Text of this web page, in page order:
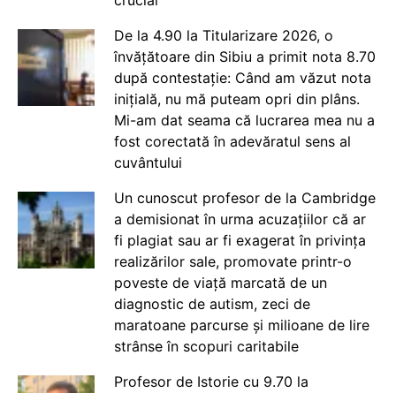
De la 4.90 la Titularizare 2026, o
învățătoare din Sibiu a primit nota 8.70
după contestație: Când am văzut nota
inițială, nu mă puteam opri din plâns.
Mi-am dat seama că lucrarea mea nu a
fost corectată în adevăratul sens al
cuvântului
Un cunoscut profesor de la Cambridge
a demisionat în urma acuzațiilor că ar
fi plagiat sau ar fi exagerat în privința
realizărilor sale, promovate printr-o
poveste de viață marcată de un
diagnostic de autism, zeci de
maratoane parcurse și milioane de lire
strânse în scopuri caritabile
Profesor de Istorie cu 9.70 la